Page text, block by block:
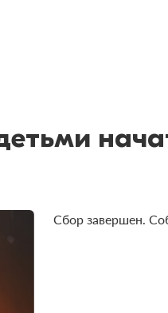
Сбор завершен.